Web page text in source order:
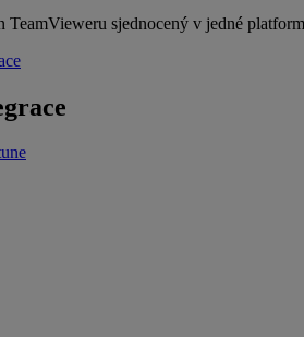
TeamVieweru sjednocený v jedné